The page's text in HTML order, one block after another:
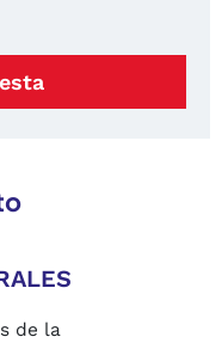
de la